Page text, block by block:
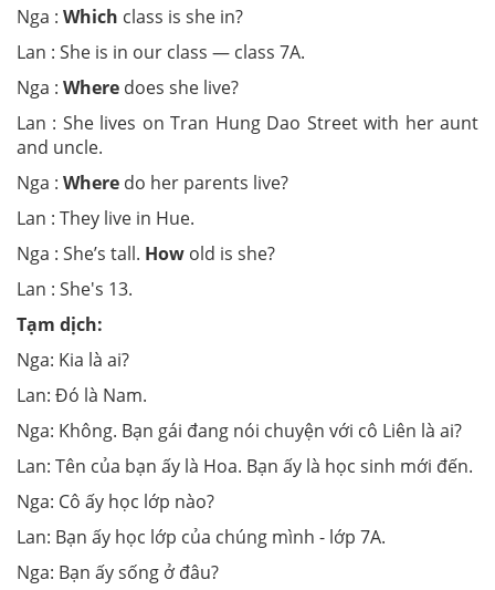
Nga : Which class is she in?
Lan : She is in our class — class 7A.
Nga : Where does she live?
Lan : She lives on Tran Hung Dao Street with her aunt
and uncle.
Nga : Where do her parents live?
Lan : They live in Hue.
Nga : She’s tall. How old is she?
Lan : She's 13.
Tạm dịch:
Nga: Kia là ai?
Lan: Đó là Nam.
Nga: Không. Bạn gái đang nói chuyện với cô Liên là ai?
Lan: Tên của bạn ấy là Hoa. Bạn ấy là học sinh mới đến.
Nga: Cô ấy học lớp nào?
Lan: Bạn ấy học lớp của chúng mình - lớp 7A.
Nga: Bạn ấy sống ở đâu?